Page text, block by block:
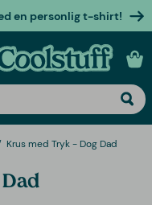
en personlig t-shirt!
Personlige gaver
Krus med Tryk - Dog Dad